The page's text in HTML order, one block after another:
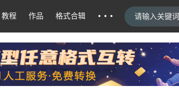
教程 作品 格式合辑 ···